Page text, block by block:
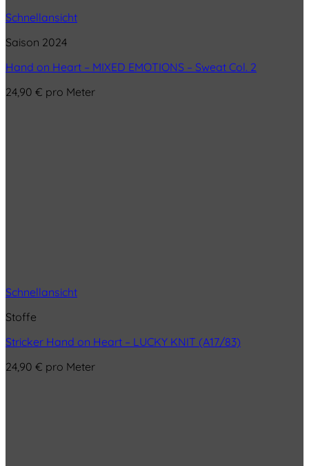
Schnellansicht
Saison 2024
Hand on Heart – MIXED EMOTIONS – Sweat Col. 2
24,90 € pro Meter
Schnellansicht
Stoffe
Stricker Hand on Heart – LUCKY KNIT (A17/83)
24,90 € pro Meter